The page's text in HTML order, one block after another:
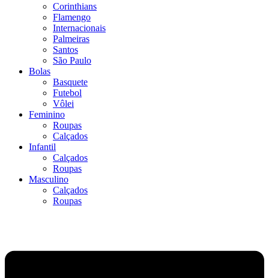
Corinthians
Flamengo
Internacionais
Palmeiras
Santos
São Paulo
Bolas
Basquete
Futebol
Vôlei
Feminino
Roupas
Calçados
Infantil
Calçados
Roupas
Masculino
Calçados
Roupas